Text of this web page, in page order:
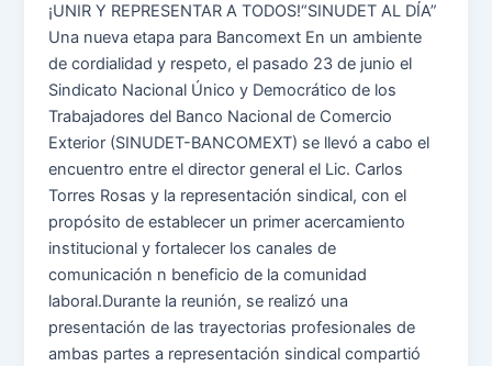
¡UNIR Y REPRESENTAR A TODOS!“SINUDET AL DÍA”
Una nueva etapa para Bancomext En un ambiente
de cordialidad y respeto, el pasado 23 de junio el
Sindicato Nacional Único y Democrático de los
Trabajadores del Banco Nacional de Comercio
Exterior (SINUDET-BANCOMEXT) se llevó a cabo el
encuentro entre el director general el Lic. Carlos
Torres Rosas y la representación sindical, con el
propósito de establecer un primer acercamiento
institucional y fortalecer los canales de
comunicación n beneficio de la comunidad
laboral.Durante la reunión, se realizó una
presentación de las trayectorias profesionales de
ambas partes a representación sindical compartió